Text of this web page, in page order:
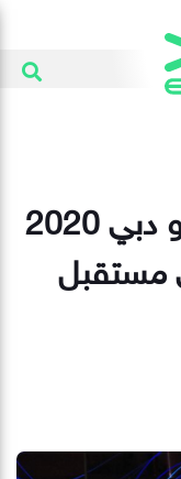
صيحات تقنية في إكسبو دبي 2020
مستقبل